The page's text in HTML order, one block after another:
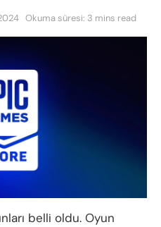
Okuma süresi: 3 mins read
belli oldu. Oyun